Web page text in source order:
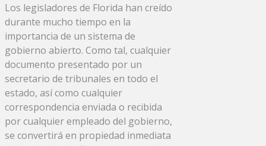
Los legisladores de Florida han creído
durante mucho tiempo en la
importancia de un sistema de
gobierno abierto. Como tal, cualquier
documento presentado por un
secretario de tribunales en todo el
estado, así como cualquier
correspondencia enviada o recibida
por cualquier empleado del gobierno,
se convertirá en propiedad inmediata